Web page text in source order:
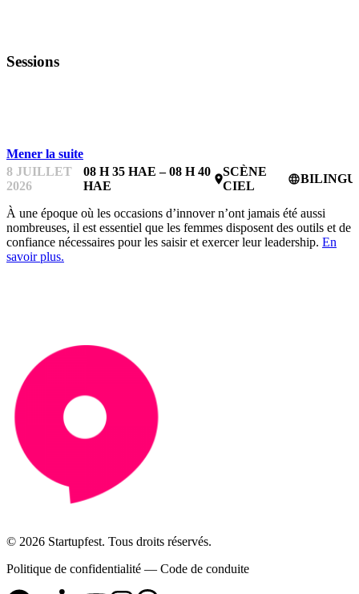
Sessions
Mener la suite
8 JUILLET
2026
08 H 35 HAE – 08 H 40
HAE
place
SCÈNE
CIEL
language
À une époque où les occasions d’innover n’ont jamais été aussi
nombreuses, il est essentiel que les femmes disposent des outils et de
confiance nécessaires pour les saisir et exercer leur leadership. En
savoir plus.
© 2026 Startupfest. Tous droits réservés.
Politique de confidentialité — Code de conduite